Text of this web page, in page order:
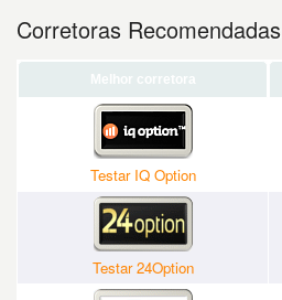
Corretoras Recomendadas
Melhor corretora
Testar IQ Option
Testar 24Option